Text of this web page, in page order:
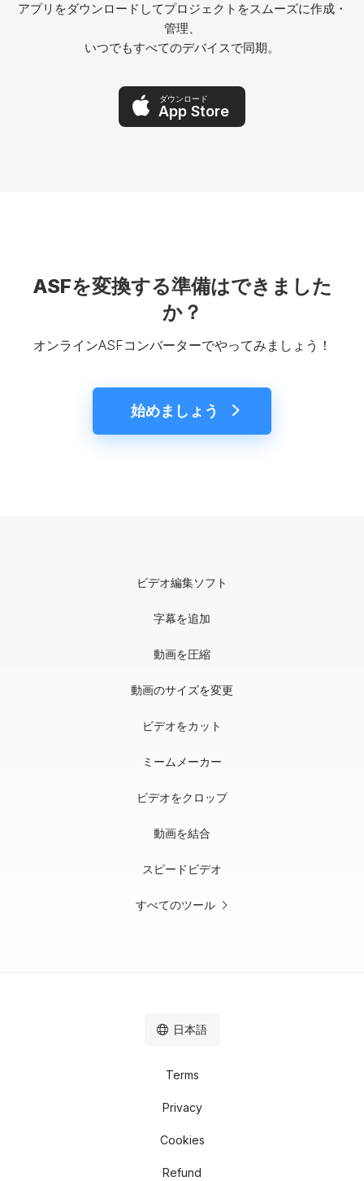
アプリをダウンロードしてプロジェクトをスムーズに作成・
管理、
いつでもすべてのデバイスで同期。
ダウンロード
App Store
ASFを変換する準備はできました
か？
オンラインASFコンバーターでやってみましょう！
始めましょう
ビデオ編集ソフト
字幕を追加
動画を圧縮
動画のサイズを変更
ビデオをカット
ミームメーカー
ビデオをクロップ
動画を結合
スピードビデオ
すべてのツール
Terms
Privacy
Cookies
Refund
日本語